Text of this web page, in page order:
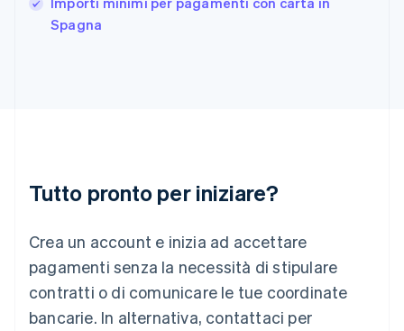
Spagna
Tutto pronto per iniziare?
Crea un account e inizia ad accettare
pagamenti senza la necessità di stipulare
contratti o di comunicare le tue coordinate
bancarie. In alternativa, contattaci per
India
English
Lituania
Lussemburgo
Deutsch English
Malaysia
English 简体中文
Malta